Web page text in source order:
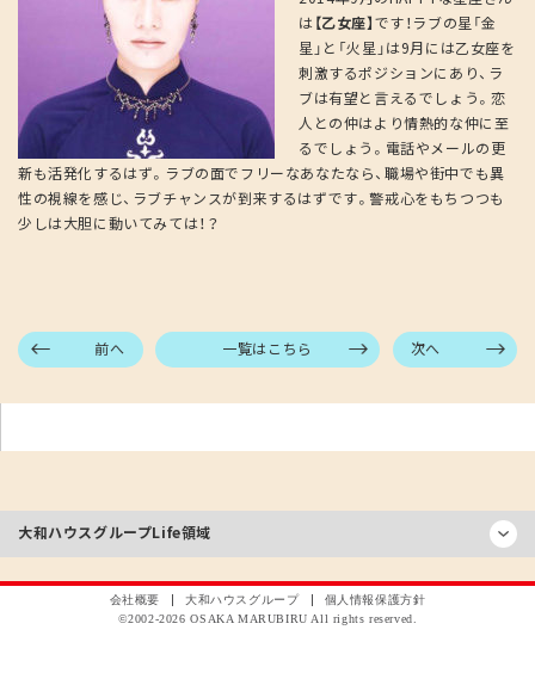
は【乙女座】です！ラブの星「金
星」と「火星」は9月には乙女座を
刺激するポジションにあり、ラ
ブは有望と言えるでしょう。恋
人との仲はより情熱的な仲に至
るでしょう。電話やメールの更
新も活発化するはず。ラブの面でフリーなあなたなら、職場や街中でも異
性の視線を感じ、ラブチャンスが到来するはずです。警戒心をもちつつも
少しは大胆に動いてみては！？
前へ 一覧はこちら 次へ
大和ハウスグループLife領域
会社概要 大和ハウスグループ
個人情報保護方針
©2002-2026 OSAKA MARUBIRU All rights reserved.